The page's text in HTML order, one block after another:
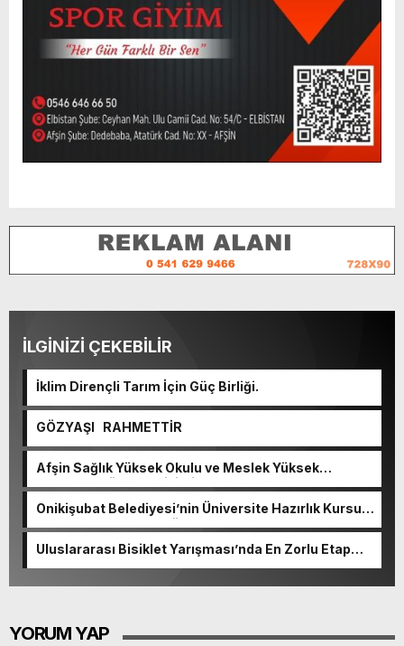
İLGİNİZİ ÇEKEBİLİR
İklim Dirençli Tarım İçin Güç Birliği.
GÖZYAŞI RAHMETTİR
Afşin Sağlık Yüksek Okulu ve Meslek Yüksek
Okulunda görev değişimi!
Onikişubat Belediyesi’nin Üniversite Hazırlık Kursu
başvurularında son gün 7 Ağustos.
Uluslararası Bisiklet Yarışması’nda En Zorlu Etap
YORUM YAP